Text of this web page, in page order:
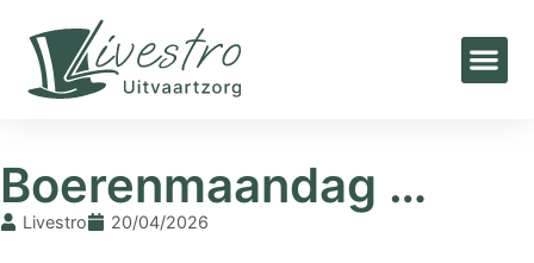
Boerenmaandag …
Livestro 20/04/2026